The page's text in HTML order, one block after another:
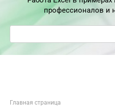
профессионалов и
Поиск:
Главная страница